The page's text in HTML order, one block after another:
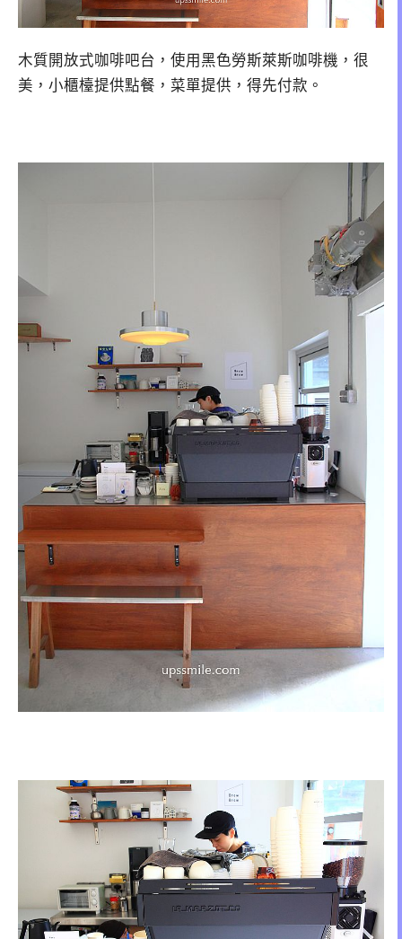
木質開放式咖啡吧台，使用黑色勞斯萊斯咖啡機，很
美，小櫃檯提供點餐，菜單提供，得先付款。